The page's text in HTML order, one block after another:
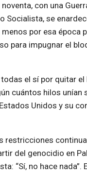
con una
Socialista, se
por esa época
para impugnar el
el sí por quitar
cuántos hilos
Unidos y su
restricciones
del genocidio en
“Sí, no hace nada”.